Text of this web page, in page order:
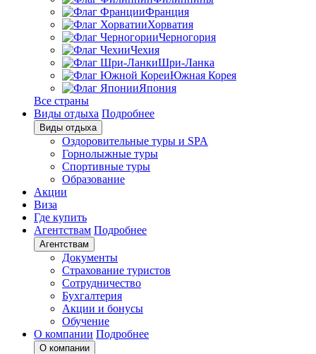
Франция
Хорватия
Черногория
Чехия
Шри-Ланка
Южная Корея
Япония
Все страны
Виды отдыха Подробнее
Виды отдыха
Оздоровительные туры и SPA
Горнолыжные туры
Спортивные туры
Образование
Акции
Виза
Где купить
Агентствам Подробнее
Агентствам
Документы
Страхование туристов
Сотрудничество
Бухгалтерия
Акции и бонусы
Обучение
О компании Подробнее
О компании